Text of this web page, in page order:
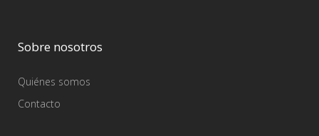
Sobre nosotros
Quiénes somos
Contacto